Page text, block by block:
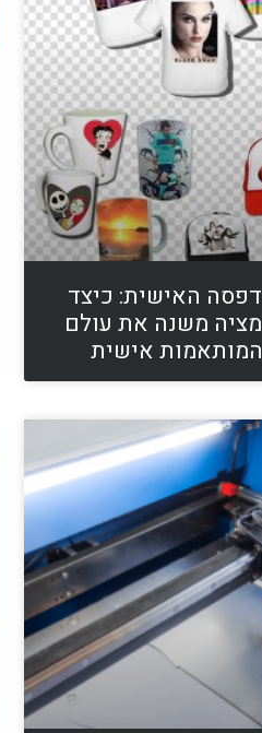
האישית: כיצד
משנה את עולם
אישית